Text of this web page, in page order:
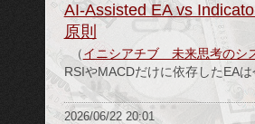
AI-Assisted EA vs
原則
（イニシアチブ 未来思考のシ
RSIやMACDだけに依存したEA
2026/06/22 20:01